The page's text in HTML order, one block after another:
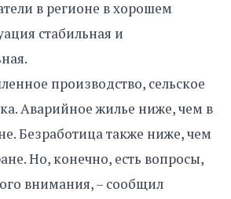
в регионе в хорошем
стабильная и
производство, сельское
Аварийное жилье ниже, чем в
Безработица также ниже, чем
Но, конечно, есть вопросы,
внимания, – сообщил